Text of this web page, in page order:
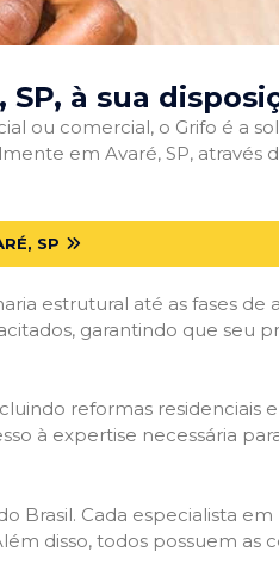
SP, à sua
ou comercial, o Grifo é a
em Avaré, SP, através
SP
estrutural até as fases de
garantindo que seu
reformas residenciais
à expertise necessária
Brasil. Cada especialista
disso, todos possuem as